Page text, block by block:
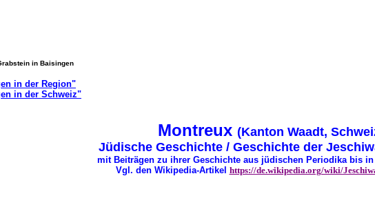
in Baisingen
in der Region"
in der Schweiz"
Montreux (Kanton Waadt,
Jüdische Geschichte / Geschichte der
mit Beiträgen zu ihrer Geschichte aus jüdischen Periodika bis
Vgl. den Wikipedia-Artikel https://de.wikipedia.org/wiki/